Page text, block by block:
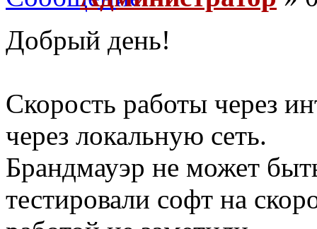
Добрый день!
Скорость работы через
через локальную сеть.
Брандмауэр не может
тестировали софт на